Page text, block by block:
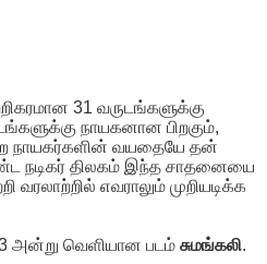
31 வருடங்களுக்கு
நாயகனான பிறகும்,
நாயகர்களின் வயதையே தன்
நடிகர் திலகம் இந்த சாதனையை
வரலாற்றில் எவராலும் முறியடிக்க
அன்று வெளியான படம் சுமங்கலி.